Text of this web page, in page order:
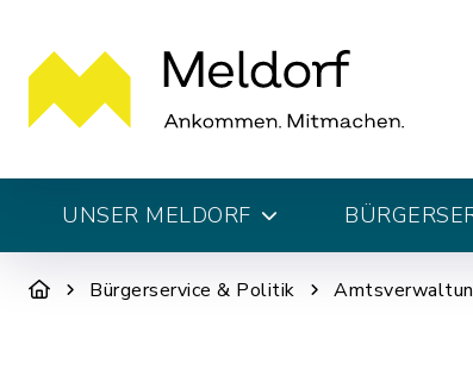
UNSER MELDORF
Bürgerservice & Politik